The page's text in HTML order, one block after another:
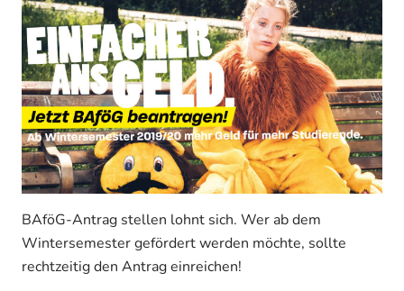
BAföG-Antrag stellen lohnt sich. Wer ab dem
Wintersemester gefördert werden möchte, sollte
rechtzeitig den Antrag einreichen!